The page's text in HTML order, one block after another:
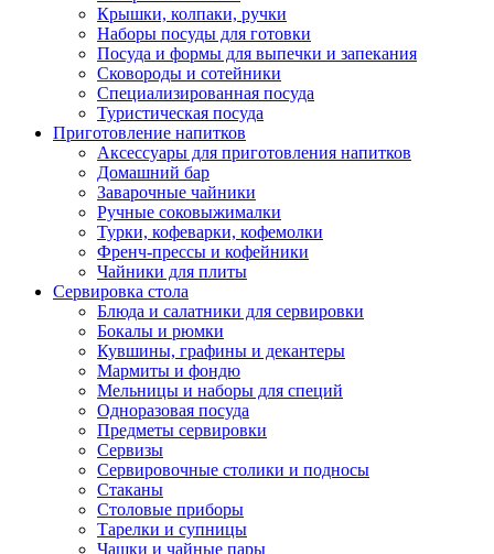
Крышки, колпаки, ручки
Наборы посуды для готовки
Посуда и формы для выпечки и запекания
Сковороды и сотейники
Специализированная посуда
Туристическая посуда
Приготовление напитков
Аксессуары для приготовления напитков
Домашний бар
Заварочные чайники
Ручные соковыжималки
Турки, кофеварки, кофемолки
Френч-прессы и кофейники
Чайники для плиты
Сервировка стола
Блюда и салатники для сервировки
Бокалы и рюмки
Кувшины, графины и декантеры
Мармиты и фондю
Мельницы и наборы для специй
Одноразовая посуда
Предметы сервировки
Сервизы
Сервировочные столики и подносы
Стаканы
Столовые приборы
Тарелки и супницы
Чашки и чайные пары